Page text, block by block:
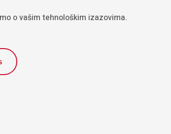
o vašim tehnološkim izazovima.